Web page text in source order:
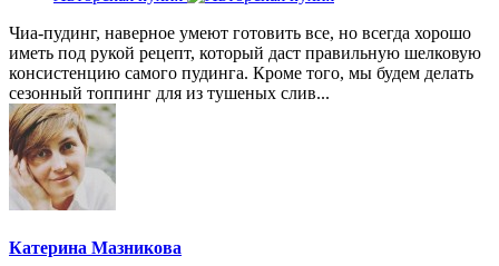
Чиа-пудинг, наверное умеют готовить все, но всегда хорошо
иметь под рукой рецепт, который даст правильную шелковую
консистенцию самого пудинга. Кроме того, мы будем делать
сезонный топпинг для из тушеных слив...
Катерина Мазникова